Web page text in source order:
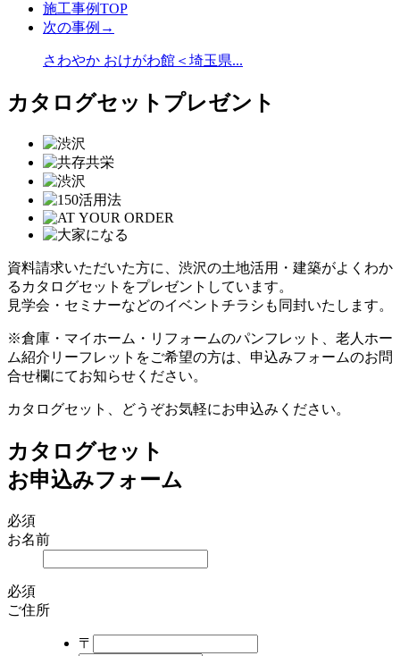
施工事例TOP
次の事例→
さわやか おけがわ館＜埼玉県...
カタログセットプレゼント
資料請求いただいた方に、渋沢の土地活用・建築がよくわか
るカタログセットをプレゼントしています。
見学会・セミナーなどのイベントチラシも同封いたします。
※倉庫・マイホーム・リフォームのパンフレット、老人ホー
ム紹介リーフレットをご希望の方は、申込みフォームのお問
合せ欄にてお知らせください。
カタログセット、どうぞお気軽にお申込みください。
カタログセット
お申込みフォーム
必須
お名前
必須
ご住所
〒